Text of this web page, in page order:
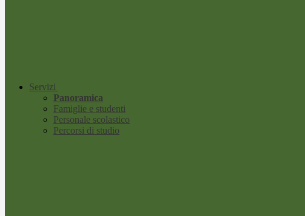
Servizi
Panoramica
Famiglie e studenti
Personale scolastico
Percorsi di studio